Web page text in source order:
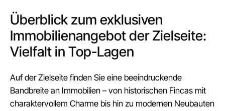
Überblick zum exklusiven
Immobilienangebot der Zielseite:
Vielfalt in Top-Lagen
Auf der Zielseite finden Sie eine beeindruckende
Bandbreite an Immobilien – von historischen Fincas mit
charaktervollem Charme bis hin zu modernen Neubauten